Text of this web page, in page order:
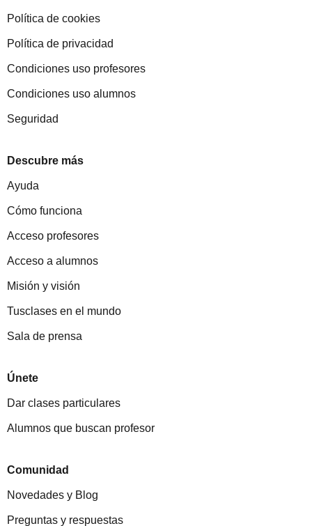
Política de cookies
Política de privacidad
Condiciones uso profesores
Condiciones uso alumnos
Seguridad
Descubre más
Ayuda
Cómo funciona
Acceso profesores
Acceso a alumnos
Misión y visión
Tusclases en el mundo
Sala de prensa
Únete
Dar clases particulares
Alumnos que buscan profesor
Comunidad
Novedades y Blog
Preguntas y respuestas